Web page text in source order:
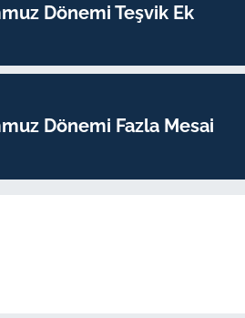
Dönemi Teşvik Ek
Dönemi Fazla Mesai